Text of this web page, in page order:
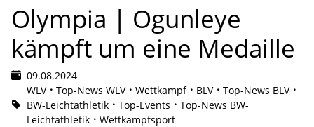
Olympia | Ogunleye
kämpft um eine Medaille
09.08.2024
WLV
Top-News WLV Wettkampf BLV
Top-News BLV
BW-Leichtathletik
Top-Events
Top-News BW-
Leichtathletik
Wettkampfsport